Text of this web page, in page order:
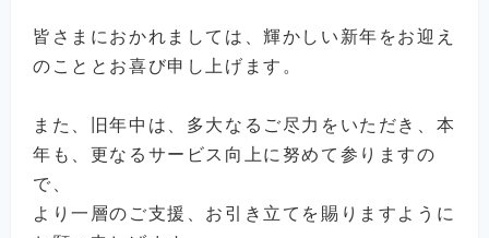
皆さまにおかれましては、輝かしい新年をお迎え
のこととお喜び申し上げます。
また、旧年中は、多大なるご尽力をいただき、本
年も、更なるサービス向上に努めて参りますの
で、
より一層のご支援、お引き立てを賜りますように